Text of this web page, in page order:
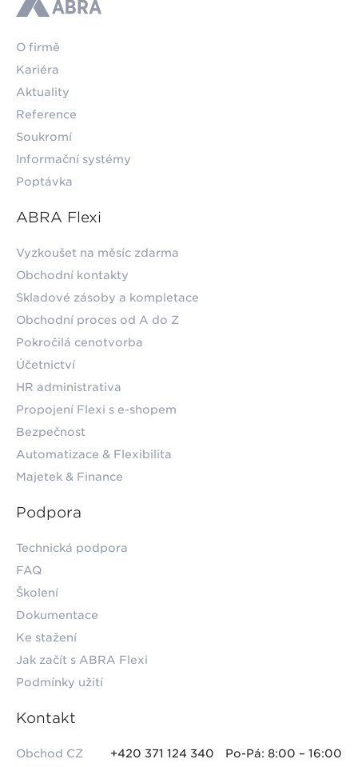
ABRA
O firmě
Kariéra
Aktuality
Reference
Soukromí
Informační systémy
Poptávka
ABRA Flexi
Vyzkoušet na měsíc zdarma
Obchodní kontakty
Skladové zásoby a kompletace
Obchodní proces od A do Z
Pokročilá cenotvorba
Účetnictví
HR administrativa
Propojení Flexi s e-shopem
Bezpečnost
Automatizace & Flexibilita
Majetek & Finance
Podpora
Technická podpora
FAQ
Školení
Dokumentace
Ke stažení
Jak začít s ABRA Flexi
Podmínky užití
Kontakt
Obchod CZ +420 371 124 340 Po-Pá: 8:00 – 16:00